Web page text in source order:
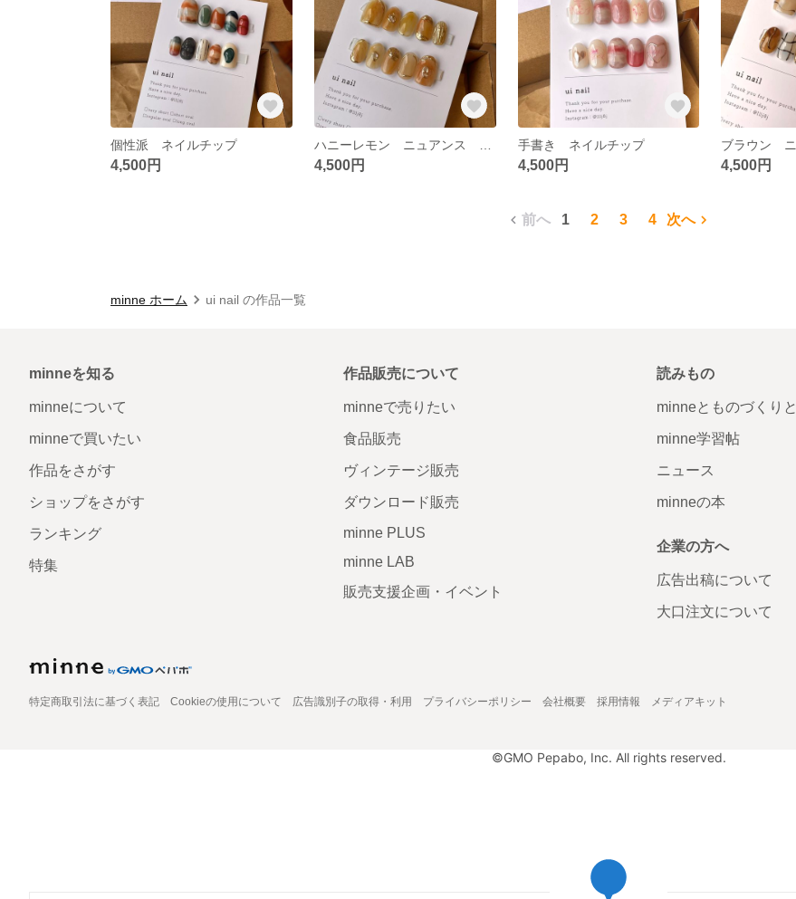
個性派 ネイルチップ
4,500円 4,500円
手書き ネイルチップ
4,500円 4,500円
前へ 1 2 3 4 次へ
minne ホーム ui nail の作品一覧
minneを知る
minneについて
minneで買いたい
作品をさがす
ショップをさがす
ランキング
特集
作品販売について
minneで売りたい
食品販売
ヴィンテージ販売
ダウンロード販売
minne PLUS
minne LAB
販売支援企画・イベント
読みもの
minneとものづくりと
minne学習帖
ニュース
minneの本
企業の方へ
広告出稿について
大口注文について
特定商取引法に基づく表記 Cookieの使用について 広告識別子の取得・利用 プライバシーポリシー 会社概要 採用情報 メディアキット
©GMO Pepabo, Inc. All rights reserved.